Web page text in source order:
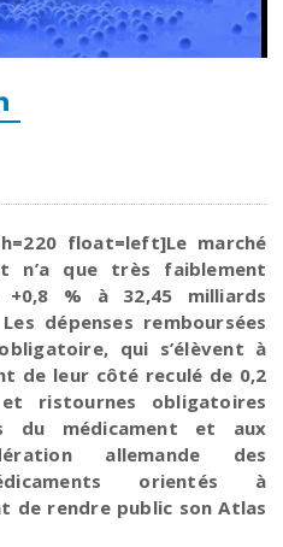
float=left]Le marché
n’a que très faiblement
% à 32,45 milliards
dépenses remboursées
qui s’élèvent à
de leur côté reculé de 0,2
ristournes obligatoires
du médicament et aux
allemande des
orientés à
de rendre public son Atlas